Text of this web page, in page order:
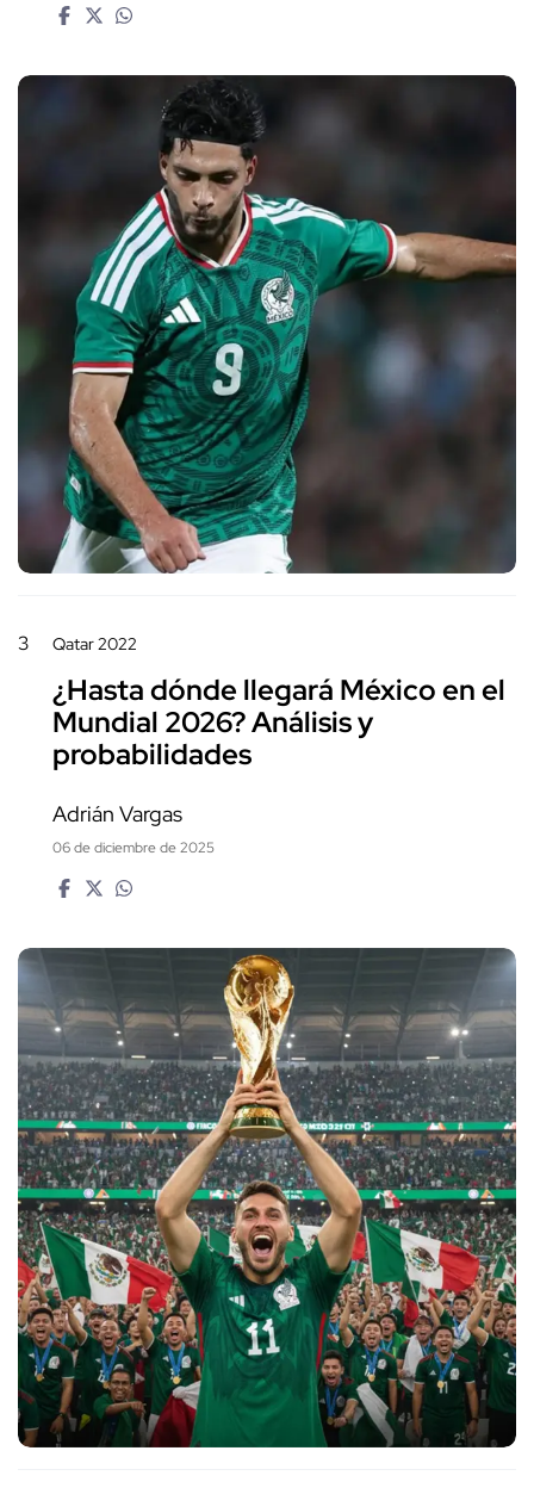
3 Qatar 2022
¿Hasta dónde llegará México en el
Mundial 2026? Análisis y
probabilidades
Adrián Vargas
06 de diciembre de 2025